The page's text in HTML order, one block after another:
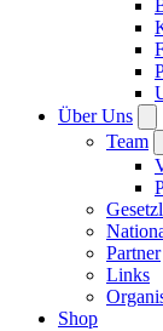
Über Uns
Team
Partner
Links
Shop